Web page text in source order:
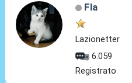
Fla
Lazionetter
6.059
Registrato